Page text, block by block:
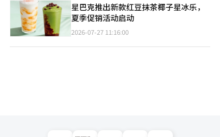
星巴克推出新款红豆抹茶椰子星冰乐，
夏季促销活动启动
2026-07-27 11:16:00